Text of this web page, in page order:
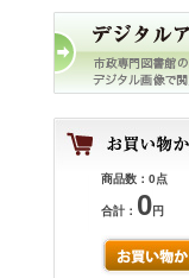
商品数：0点
合計： 0円